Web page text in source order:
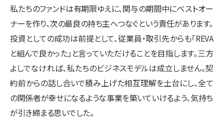
私たちのファンドは有期限ゆえに、関与の期間中にベストオー
ナーを作り、次の最良の持ち主へつなぐという責任があります。
投資としての成功は前提として、従業員・取引先からも「REVA
と組んで良かった」と言っていただけることを目指します。三方
よしでなければ、私たちのビジネスモデルは成立しません。契
約前からの話し合いで積み上げた相互理解を土台にし、全て
の関係者が幸せになるような事業を築いていけるよう、気持ち
が引き締まる思いでした。